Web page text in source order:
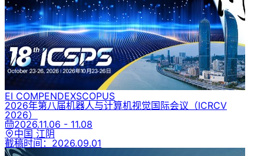
EI COMPENDEXSCOPUS
2026年第八届机器人与计算机视觉国际会议 （ICRCV
2026）
2026.11.06 - 11.08
中国 江阴
截稿时间： 2026.09.01